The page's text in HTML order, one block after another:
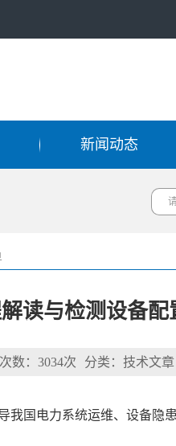
新闻动态
读与检测设备配
数：3034次 分类：技术文章
国电力系统运维、设备隐